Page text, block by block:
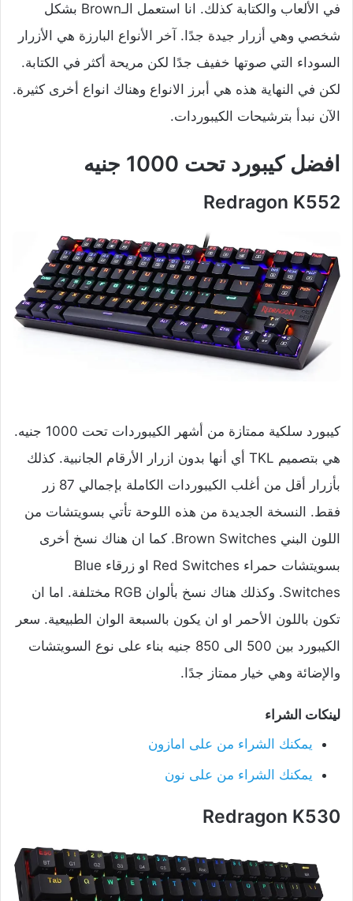
في الألعاب والكتابة كذلك. انا استعمل الـBrown بشكل
شخصي وهي أزرار جيدة جدًا. آخر الأنواع البارزة هي الأزرار
السوداء التي صوتها خفيف جدًا لكن مريحة أكثر في الكتابة.
لكن في النهاية هذه هي أبرز الانواع وهناك انواع أخرى كثيرة.
الآن نبدأ بترشيحات الكيبوردات.
افضل كيبورد تحت 1000 جنيه
Redragon K552
كيبورد سلكية ممتازة من أشهر الكيبوردات تحت 1000 جنيه.
هي بتصميم TKL أي أنها بدون ازرار الأرقام الجانبية. كذلك
بأزرار أقل من أغلب الكيبوردات الكاملة بإجمالي 87 زر
فقط. النسخة الجديدة من هذه اللوحة تأتي بسويتشات من
اللون البني Brown Switches. كما ان هناك نسخ أخرى
بسويتشات حمراء Red Switches او زرقاء Blue
Switches. وكذلك هناك نسخ بألوان RGB مختلفة. اما ان
تكون باللون الأحمر او ان يكون بالسبعة الوان الطبيعية. سعر
الكيبورد بين 500 الى 850 جنيه بناء على نوع السويتشات
والإضائة وهي خيار ممتاز جدًا.
لينكات الشراء
يمكنك الشراء من على امازون
يمكنك الشراء من على نون
Redragon K530